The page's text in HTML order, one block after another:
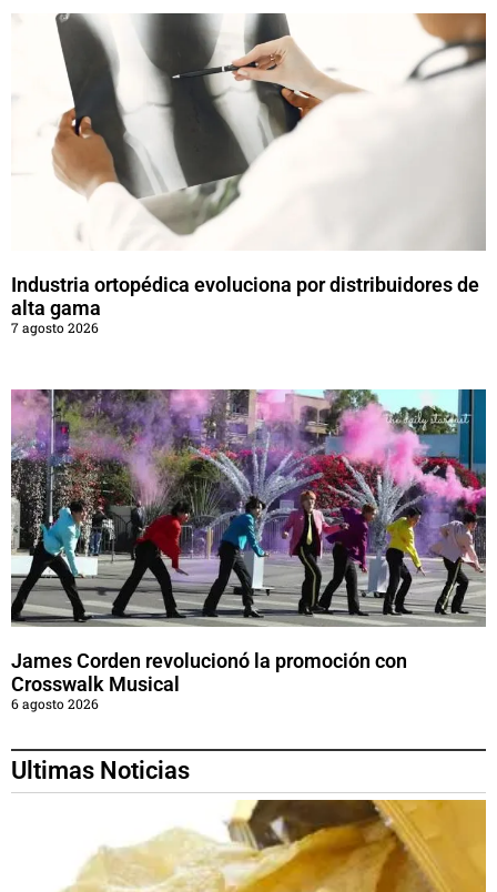
Industria ortopédica evoluciona por distribuidores de
alta gama
7 agosto 2026
James Corden revolucionó la promoción con
Crosswalk Musical
6 agosto 2026
Ultimas Noticias